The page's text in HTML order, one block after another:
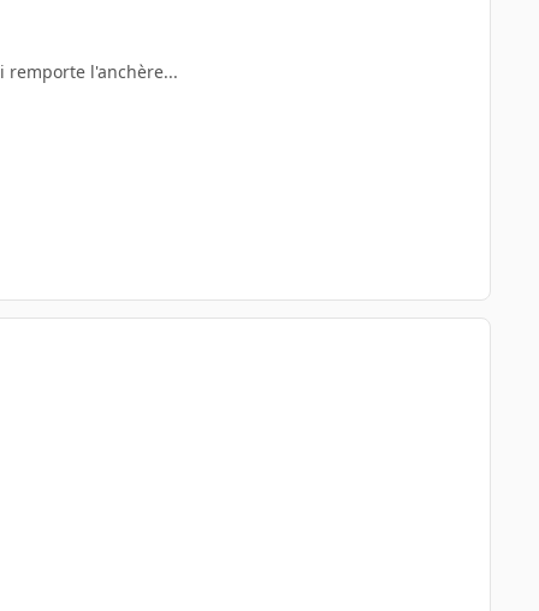
remporte l'anchère...